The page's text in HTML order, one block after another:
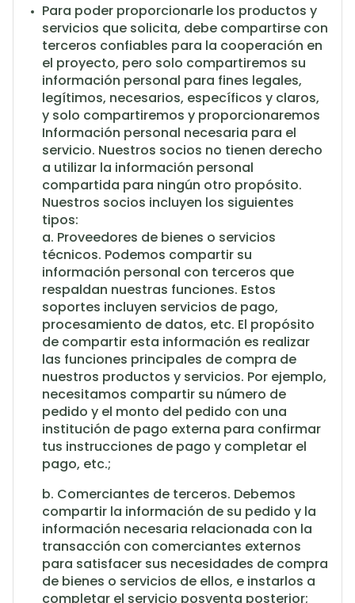
Para poder proporcionarle los productos y
servicios que solicita, debe compartirse con
terceros confiables para la cooperación en
el proyecto, pero solo compartiremos su
información personal para fines legales,
legítimos, necesarios, específicos y claros,
y solo compartiremos y proporcionaremos
Información personal necesaria para el
servicio. Nuestros socios no tienen derecho
a utilizar la información personal
compartida para ningún otro propósito.
Nuestros socios incluyen los siguientes
tipos:
a. Proveedores de bienes o servicios
técnicos. Podemos compartir su
información personal con terceros que
respaldan nuestras funciones. Estos
soportes incluyen servicios de pago,
procesamiento de datos, etc. El propósito
de compartir esta información es realizar
las funciones principales de compra de
nuestros productos y servicios. Por ejemplo,
necesitamos compartir su número de
pedido y el monto del pedido con una
institución de pago externa para confirmar
tus instrucciones de pago y completar el
pago, etc.;
b. Comerciantes de terceros. Debemos
compartir la información de su pedido y la
información necesaria relacionada con la
transacción con comerciantes externos
para satisfacer sus necesidades de compra
de bienes o servicios de ellos, e instarlos a
completar el servicio posventa posterior;